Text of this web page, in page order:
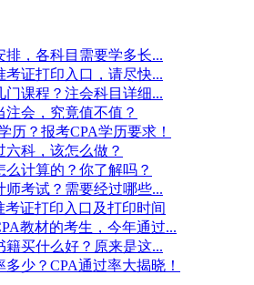
排，各科目需要学多长...
考证打印入口，请尽快...
门课程？注会科目详细...
注会，究竟值不值？
历？报考CPA学历要求！
科，该怎么做？
计算的？你了解吗？
师考试？需要经过哪些...
考证打印入口及打印时间
教材的考生，今年通过...
籍买什么好？原来是这...
少？CPA通过率大揭晓！